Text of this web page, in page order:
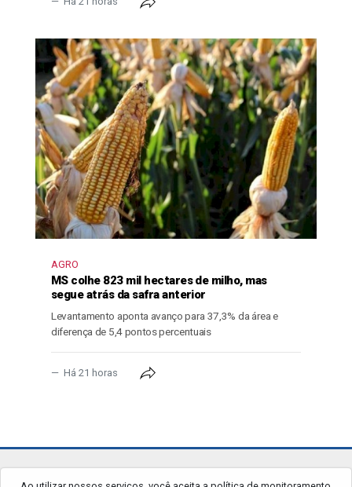
AGRO
MS colhe 823 mil hectares de milho, mas
segue atrás da safra anterior
Levantamento aponta avanço para 37,3% da área e
diferença de 5,4 pontos percentuais
Há 21 horas
jornalgrandourados.com.br